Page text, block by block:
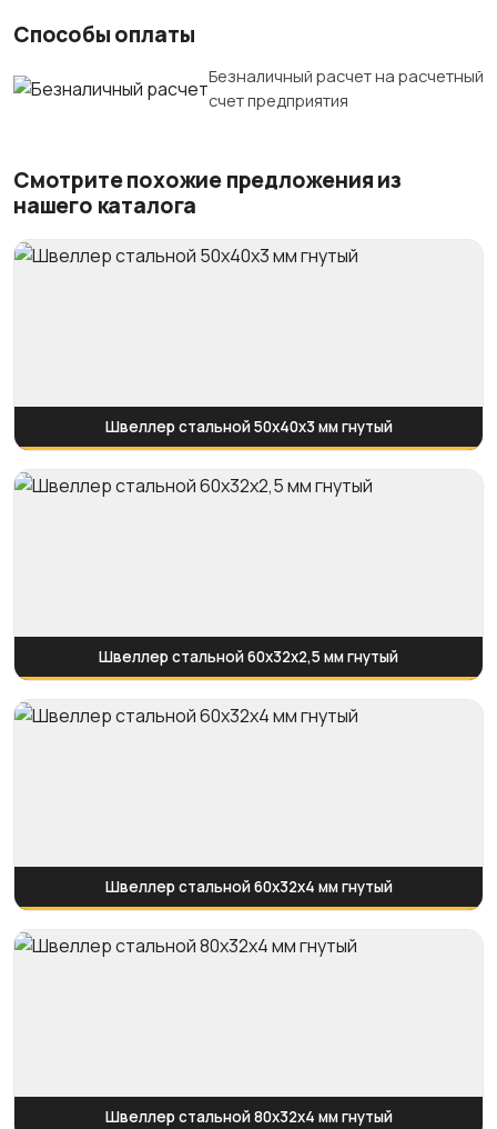
Способы оплаты
Безналичный расчет на расчетный
счет предприятия
Смотрите похожие предложения из
нашего каталога
Швеллер стальной 50x40x3 мм гнутый
Швеллер стальной 60x32x2,5 мм гнутый
Швеллер стальной 60x32x4 мм гнутый
Швеллер стальной 80x32x4 мм гнутый